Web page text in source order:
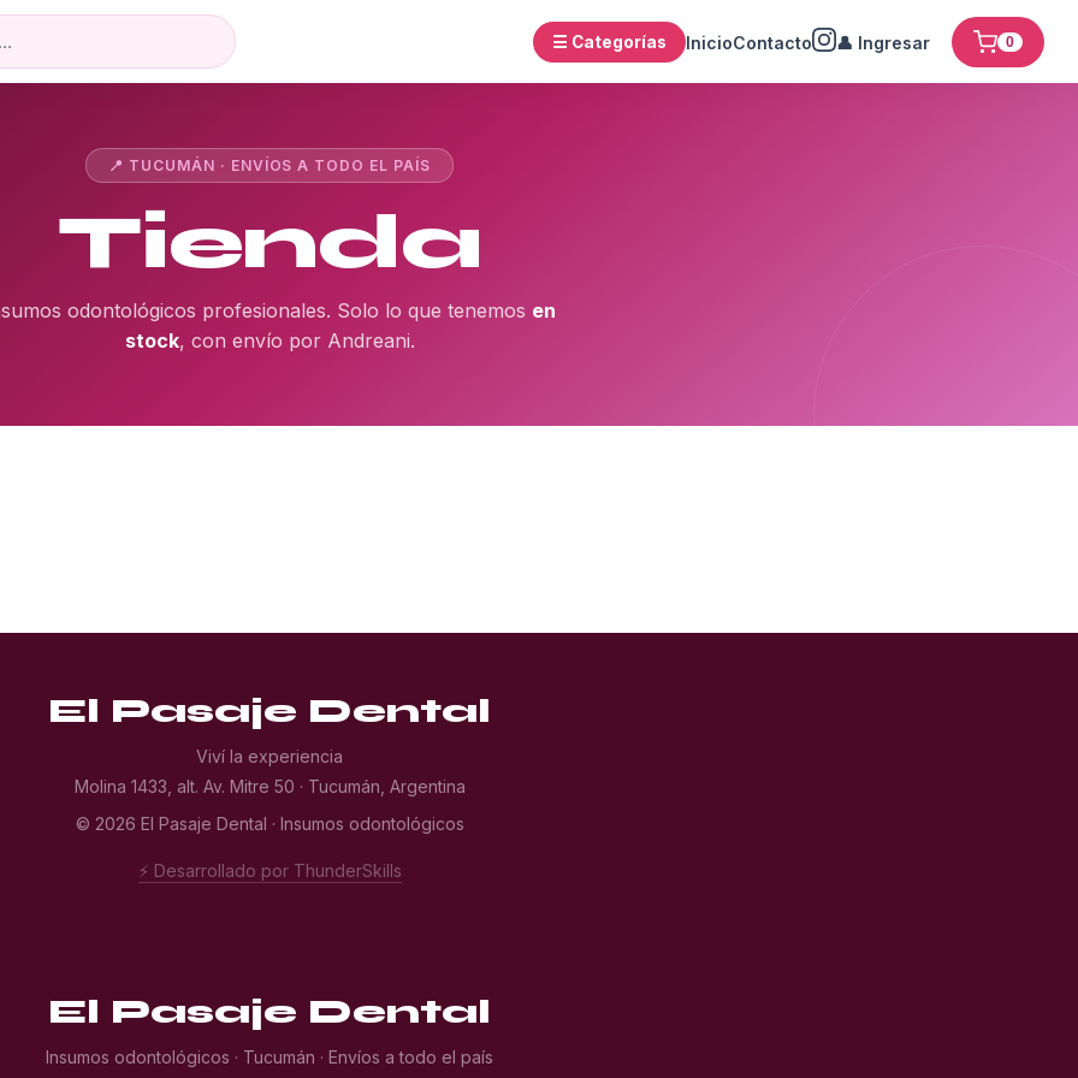
☰ Categorías InicioContacto 👤 Ingresar 0
📍 TUCUMÁN · ENVÍOS A TODO EL PAÍS
Tienda
odontológicos profesionales. Solo lo que tenemos en
stock, con envío por Andreani.
El Pasaje Dental
Viví la experiencia
Molina 1433, alt. Av. Mitre 50 · Tucumán, Argentina
© 2026 El Pasaje Dental · Insumos odontológicos
⚡ Desarrollado por ThunderSkills
El Pasaje Dental
Insumos odontológicos · Tucumán · Envíos a todo el país